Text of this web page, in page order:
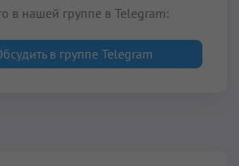
в нашей группе в Telegram:
в группе Telegram